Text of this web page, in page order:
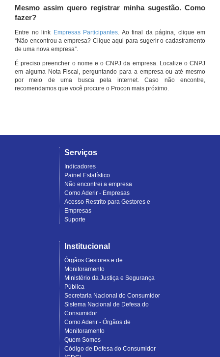
Mesmo assim quero registrar minha sugestão. Como
fazer?
Entre no link Empresas Participantes. Ao final da página, clique em
“Não encontrou a empresa? Clique aqui para sugerir o cadastramento
de uma nova empresa”.
É preciso preencher o nome e o CNPJ da empresa. Localize o CNPJ
em alguma Nota Fiscal, perguntando para a empresa ou até mesmo
por meio de uma busca pela internet. Caso não encontre,
recomendamos que você procure o Procon mais próximo.
Serviços
Indicadores
Painel Estatístico
Não encontrei a empresa
Como Aderir - Empresas
Acesso Restrito para Gestores e
Empresas
Suporte
Institucional
Órgãos Gestores e de
Monitoramento
Ministério da Justiça e Segurança
Pública
Secretaria Nacional do Consumidor
Sistema Nacional de Defesa do
Consumidor
Como Aderir - Órgãos de
Monitoramento
Quem Somos
Código de Defesa do Consumidor